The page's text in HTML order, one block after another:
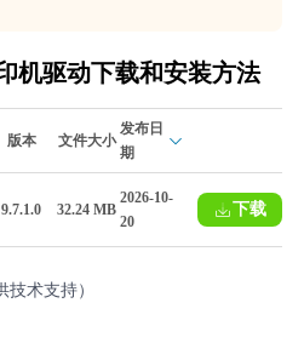
驱动下载和安装方法
版本 文件大小
发布日
期
9.7.1.0 32.24 MB
2026-10-
20
下载
术支持）